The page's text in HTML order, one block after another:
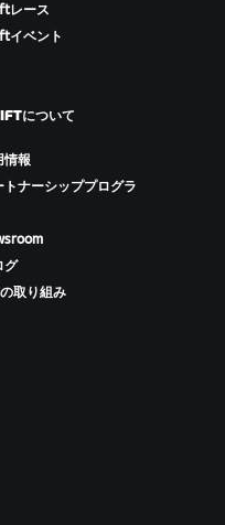
レース
イベント
について
情報
トナーシッププログラ
グ
取り組み